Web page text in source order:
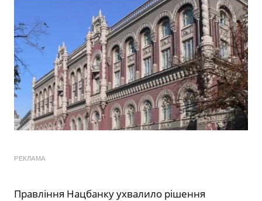
РЕКЛАМА
Правління Нацбанку ухвалило рішення